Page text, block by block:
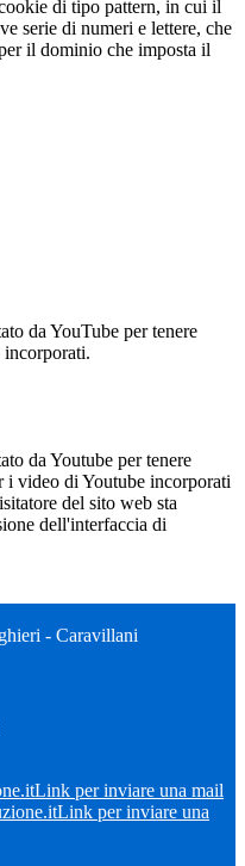
di tipo pattern, in cui il
serie di numeri e lettere, che
il dominio che imposta il
da YouTube per tenere
da Youtube per tenere
i video di Youtube incorporati
del sito web sta
dell'interfaccia di
- Caravillani
Link per inviare una mail
Link per inviare una